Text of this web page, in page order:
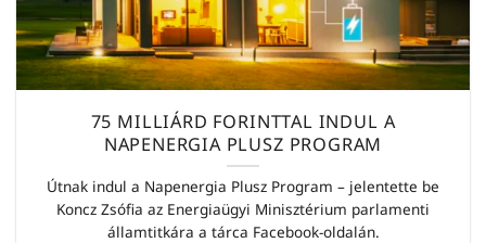
75 MILLIÁRD FORINTTAL INDUL A
NAPENERGIA PLUSZ PROGRAM
Útnak indul a Napenergia Plusz Program – jelentette be
Koncz Zsófia az Energiaügyi Minisztérium parlamenti
államtitkára a tárca Facebook-oldalán.